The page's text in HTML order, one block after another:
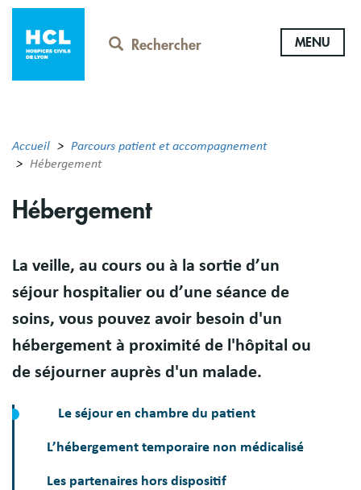
Aller
contenu
principal
Rechercher MENU
Accueil
Parcours patient et accompagnement
Hébergement
Hébergement
Résumé
La veille, au cours ou à la sortie d’un
séjour hospitalier ou d’une séance de
soins, vous pouvez avoir besoin d'un
hébergement à proximité de l'hôpital ou
de séjourner auprès d'un malade.
Le séjour en chambre du patient
L’hébergement temporaire non médicalisé
Les partenaires hors dispositif